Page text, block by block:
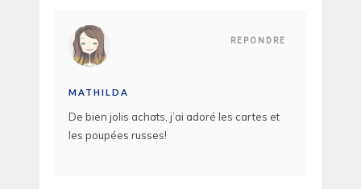
REPONDRE
MATHILDA
De bien jolis achats, j’ai adoré les cartes et
les poupées russes!